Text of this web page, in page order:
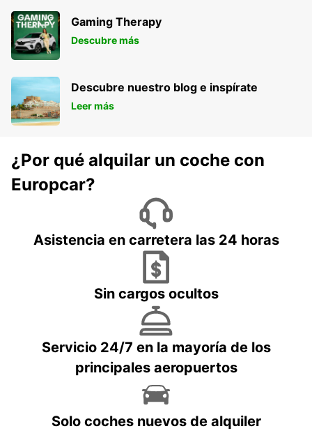
Gaming Therapy
Descubre más
Descubre nuestro blog e inspírate
Leer más
¿Por qué alquilar un coche con
Europcar?
Asistencia en carretera las 24 horas
Sin cargos ocultos
Servicio 24/7 en la mayoría de los
principales aeropuertos
Solo coches nuevos de alquiler